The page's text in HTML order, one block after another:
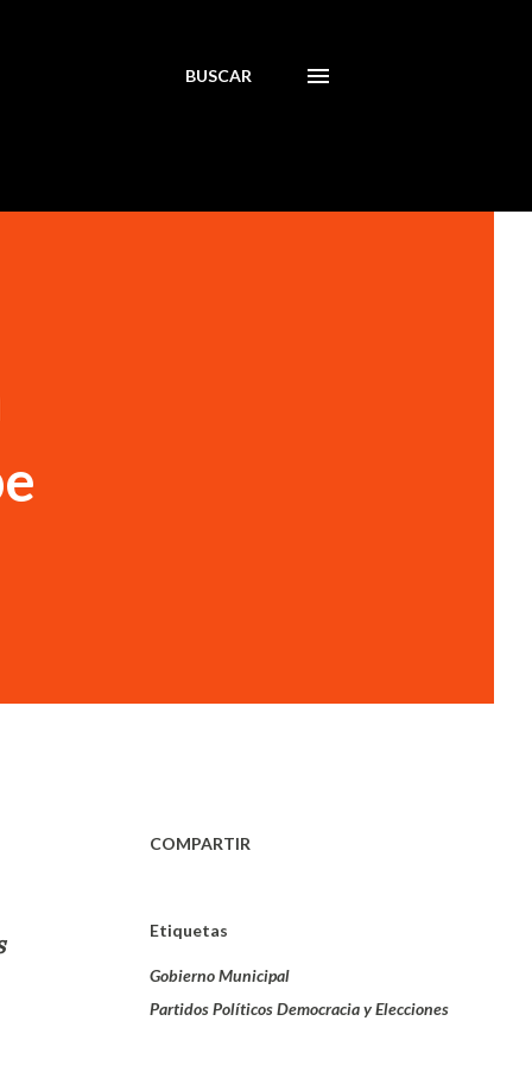
BUSCAR
COMPARTIR
Etiquetas
Gobierno Municipal
Partidos Políticos Democracia y Elecciones